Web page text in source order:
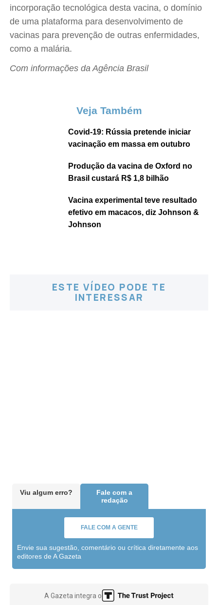
incorporação tecnológica desta vacina, o domínio
de uma plataforma para desenvolvimento de
vacinas para prevenção de outras enfermidades,
como a malária.
Com informações da Agência Brasil
Veja Também
Covid-19: Rússia pretende iniciar
vacinação em massa em outubro
Produção da vacina de Oxford no
Brasil custará R$ 1,8 bilhão
Vacina experimental teve resultado
efetivo em macacos, diz Johnson &
Johnson
ESTE VÍDEO PODE TE
INTERESSAR
Viu algum erro?
Fale com a
redação
FALE COM A GENTE
Envie sua sugestão, comentário ou crítica diretamente aos
editores de A Gazeta
A Gazeta integra o